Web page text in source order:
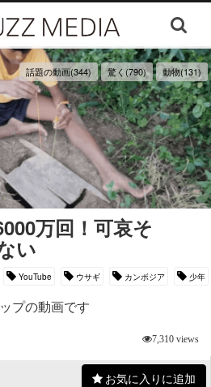
話題の動画(344) 驚く(790) 動物(131)
万回！可哀そ
い
YouTube ウサギ カンボジア 少年
プの動画です
7,310 views
お気に入りに追加